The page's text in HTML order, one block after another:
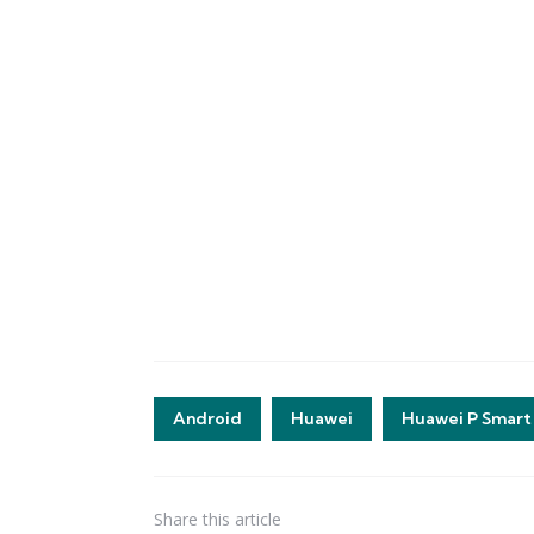
Android Huawei Huawei P Smart
Share this article